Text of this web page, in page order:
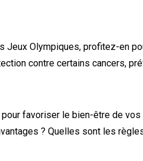
Jeux Olympiques, profitez-en
contre certains cancers,
favoriser le bien-être de
? Quelles sont les